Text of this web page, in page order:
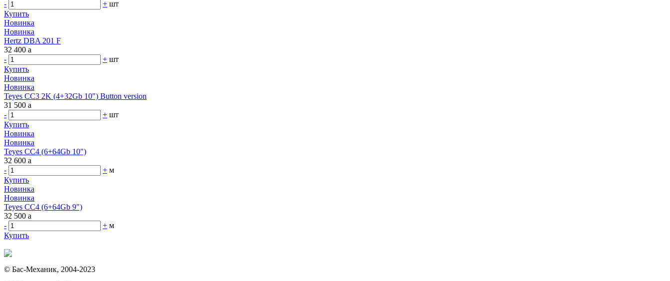
-
+ шт
Купить
Новинка
Новинка
Hertz DBA 201 F
32 400 a
-
+ шт
Купить
Новинка
Новинка
Teyes CC3 2K (4+32Gb 10") Button version
31 500 a
-
+ шт
Купить
Новинка
Новинка
Teyes CC4 (6+64Gb 10")
32 600 a
-
+ м
Купить
Новинка
Новинка
Teyes CC4 (6+64Gb 9")
32 500 a
-
+ м
Купить
© Бас-Механик, 2004-2023